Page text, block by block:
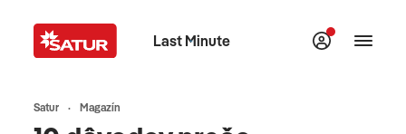
Last Minute
Satur Magazín